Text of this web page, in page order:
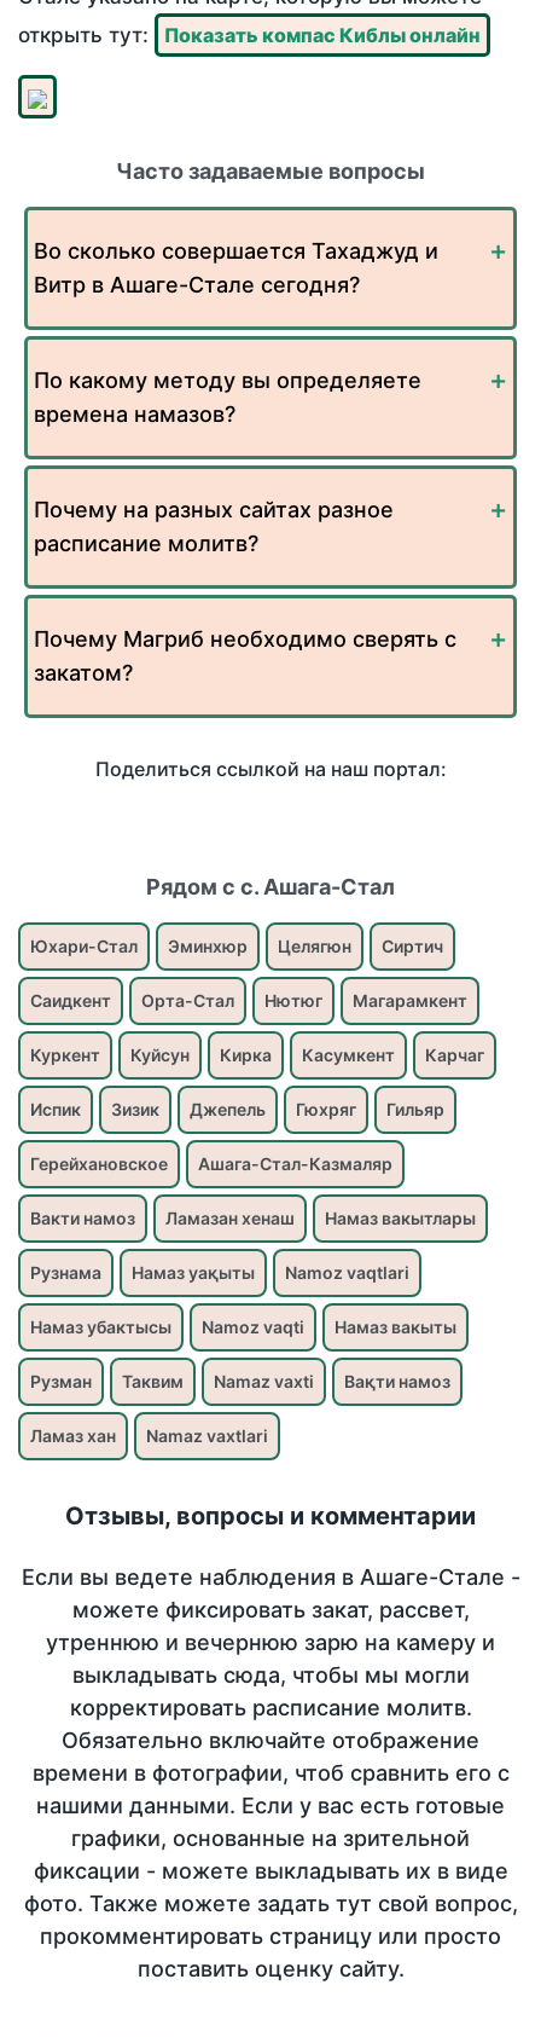
открыть тут:
Показать компас Киблы онлайн
Часто задаваемые вопросы
Во сколько совершается Тахаджуд и
Витр в Ашаге-Стале сегодня?
По какому методу вы определяете
времена намазов?
Почему на разных сайтах разное
расписание молитв?
Почему Магриб необходимо сверять с
закатом?
Поделиться ссылкой на наш портал:
Рядом с с. Ашага-Стал
Юхари-Стал Эминхюр Целягюн Сиртич
Саидкент Орта-Стал Нютюг Магарамкент
Куркент Куйсун Кирка Касумкент Карчаг
Испик Зизик Джепель Гюхряг Гильяр
Герейхановское Ашага-Стал-Казмаляр
Вакти намоз Ламазан хенаш Намаз вакытлары
Рузнама Намаз уақыты Namoz vaqtlari
Намаз убактысы Namoz vaqti Намаз вакыты
Рузман Таквим Namaz vaxti Вақти намоз
Ламаз хан Namaz vaxtlari
Отзывы, вопросы и комментарии
Если вы ведете наблюдения в Ашаге-Стале -
можете фиксировать закат, рассвет,
утреннюю и вечернюю зарю на камеру и
выкладывать сюда, чтобы мы могли
корректировать расписание молитв.
Обязательно включайте отображение
времени в фотографии, чтоб сравнить его с
нашими данными. Если у вас есть готовые
графики, основанные на зрительной
фиксации - можете выкладывать их в виде
фото. Также можете задать тут свой вопрос,
прокомментировать страницу или просто
поставить оценку сайту.